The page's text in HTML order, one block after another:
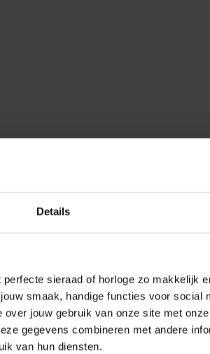
Details
sieraad of horloge zo makkelijk
smaak, handige functies voor social
jouw gebruik van onze site met
gegevens combineren met andere
van hun diensten.